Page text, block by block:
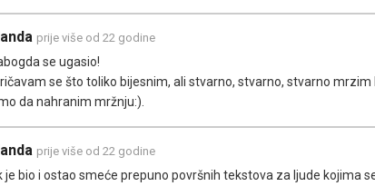
prije više od 22 godine
se ugasio!
se što toliko bijesnim, ali stvarno, stvarno, stvarno
da nahranim mržnju:).
prije više od 22 godine
je bio i ostao smeće prepuno površnih tekstova za ljude kojima